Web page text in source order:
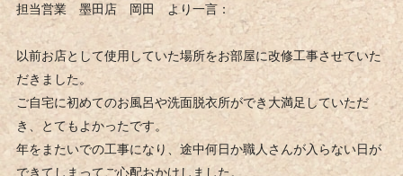
担当営業 墨田店 岡田 より一言：
以前お店として使用していた場所をお部屋に改修工事させていた
だきました。
ご自宅に初めてのお風呂や洗面脱衣所ができ大満足していただ
き、とてもよかったです。
年をまたいでの工事になり、途中何日か職人さんが入らない日が
できてしまってご心配おかけしました。